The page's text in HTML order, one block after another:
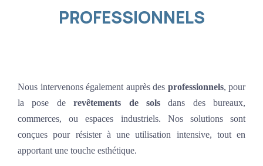
PROFESSIONNELS
Nous intervenons également auprès des professionnels, pour
la pose derevêtements de solsdans des bureaux,
commerces, ou espaces industriels. Nos solutions sont
conçues pour résister à une utilisation intensive, tout en
apportant une touche esthétique.